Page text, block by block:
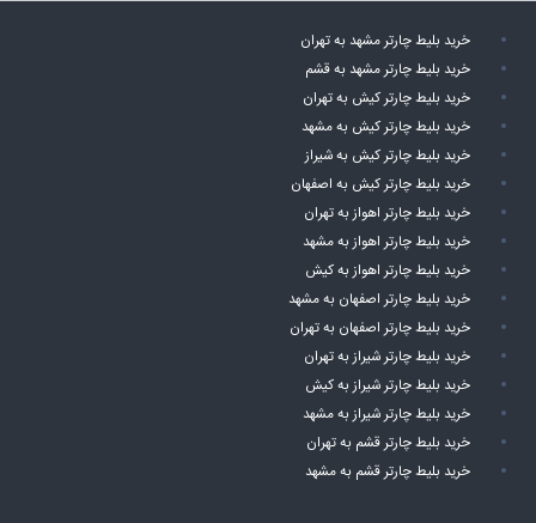
خرید بلیط چارتر مشهد به تهران
خرید بلیط چارتر مشهد به قشم
خرید بلیط چارتر کیش به تهران
خرید بلیط چارتر کیش به مشهد
خرید بلیط چارتر کیش به شیراز
خرید بلیط چارتر کیش به اصفهان
خرید بلیط چارتر اهواز به تهران
خرید بلیط چارتر اهواز به مشهد
خرید بلیط چارتر اهواز به کیش
خرید بلیط چارتر اصفهان به مشهد
خرید بلیط چارتر اصفهان به تهران
خرید بلیط چارتر شیراز به تهران
خرید بلیط چارتر شیراز به کیش
خرید بلیط چارتر شیراز به مشهد
خرید بلیط چارتر قشم به تهران
خرید بلیط چارتر قشم به مشهد